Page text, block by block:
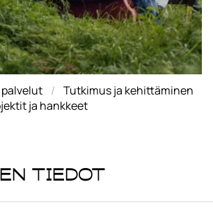
palvelut
Tutkimus ja kehittäminen
ja hankkeet
tiedot